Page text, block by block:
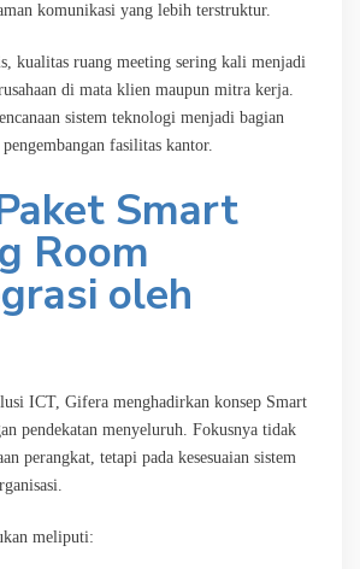
komunikasi yang lebih terstruktur.
kualitas ruang meeting sering kali menjadi
di mata klien maupun mitra kerja.
sistem teknologi menjadi bagian
fasilitas kantor.
Smart
Room
oleh
ICT, Gifera menghadirkan konsep Smart
pendekatan menyeluruh. Fokusnya tidak
perangkat, tetapi pada kesesuaian sistem
meliputi: